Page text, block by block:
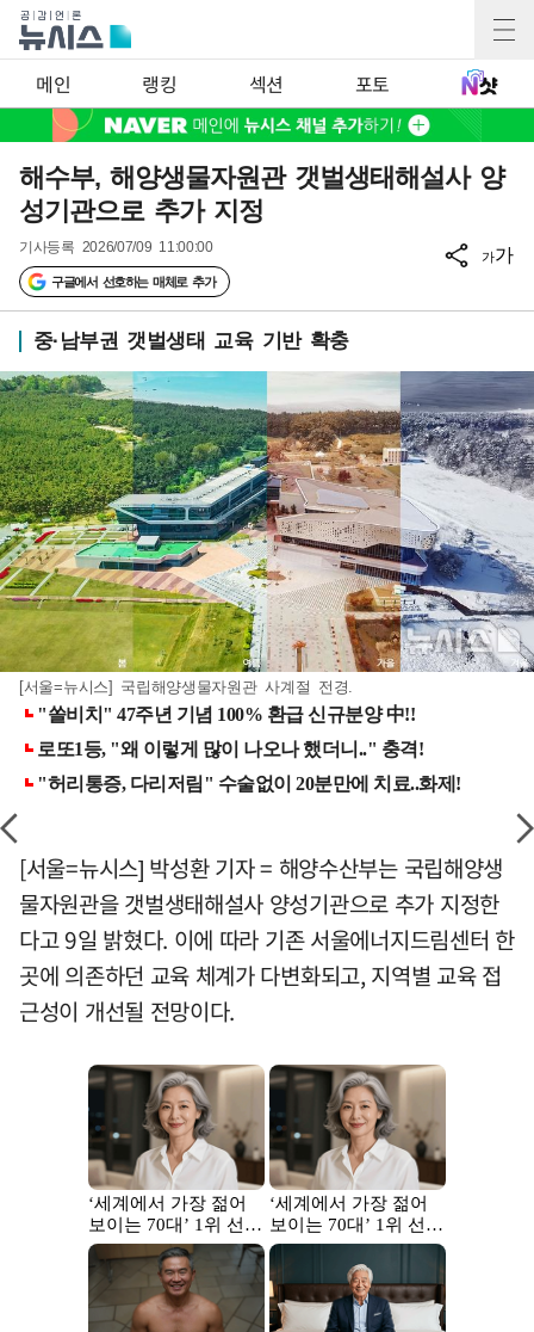
메인 랭킹 섹션 포토
해수부, 해양생물자원관 갯벌생태해설사 양
성기관으로 추가 지정
기사등록 2026/07/09 11:00:00
구글에서 선호하는 매체로 추가
가가
중·남부권 갯벌생태 교육 기반 확충
[서울=뉴시스] 국립해양생물자원관 사계절 전경.
[서울=뉴시스] 박성환 기자 = 해양수산부는 국립해양생
물자원관을 갯벌생태해설사 양성기관으로 추가 지정한
다고 9일 밝혔다. 이에 따라 기존 서울에너지드림센터 한
곳에 의존하던 교육 체계가 다변화되고, 지역별 교육 접
근성이 개선될 전망이다.